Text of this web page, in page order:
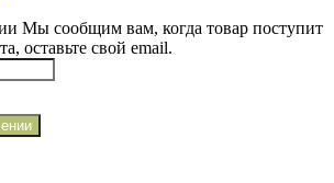
Мы сообщим вам, когда товар поступит
оставьте свой email.